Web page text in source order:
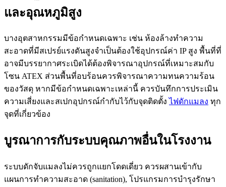
และอุณหภูมิสูง
บางอุตสาหกรรมมีข้อกำหนดเฉพาะ เช่น ห้องล้างทำความ
สะอาดที่มีสเปรย์แรงดันสูงจำเป็นต้องใช้อุปกรณ์ค่า IP สูง พื้นที่ที่
อาจมีบรรยากาศระเบิดได้ต้องพิจารณาอุปกรณ์ที่เหมาะสมกับ
โซน ATEX ส่วนพื้นที่อบร้อนควรพิจารณาความทนความร้อน
ของวัสดุ หากมีข้อกำหนดเฉพาะเหล่านี้ ควรบันทึกการประเมิน
ความเสี่ยงและสเปกอุปกรณ์กำกับไว้กับจุดติดตั้งไฟดักแมลง ทุก
จุดที่เกี่ยวข้อง
บูรณาการกับระบบคุณภาพอื่นในโรงงาน
ระบบดักจับแมลงไม่ควรถูกแยกโดดเดี่ยว ควรผสานเข้ากับ
แผนการทำความสะอาด (sanitation), โปรแกรมการบำรุงรักษา